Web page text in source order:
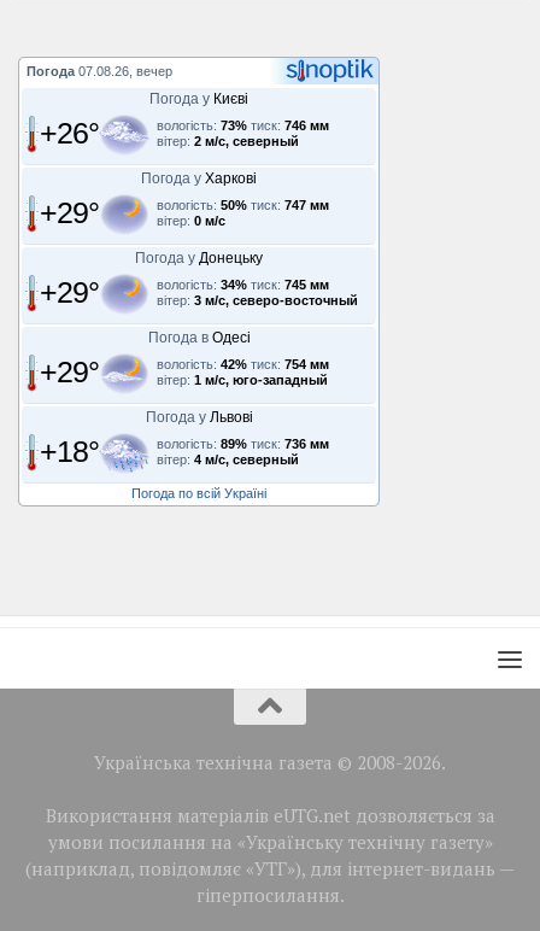
Погода 07.08.26, вечер
Погода у Києві
+26° вологість: 73% тиск: 746 мм
вітер: 2 м/с, северный
Погода у Харкові
+29° вологість: 50% тиск: 747 мм
вітер: 0 м/с
Погода у Донецьку
+29° вологість: 34% тиск: 745 мм
вітер: 3 м/с, северо-восточный
Погода в Одесі
+29° вологість: 42% тиск: 754 мм
вітер: 1 м/с, юго-западный
Погода у Львові
+18° вологість: 89% тиск: 736 мм
вітер: 4 м/с, северный
Погода по всій Україні
Українська технічна газета © 2008-2026.
Використання матеріалів eUTG.net дозволяється за
умови посилання на «Українську технічну газету»
(наприклад, повідомляє «УТГ»), для інтернет-видань —
гіперпосилання.